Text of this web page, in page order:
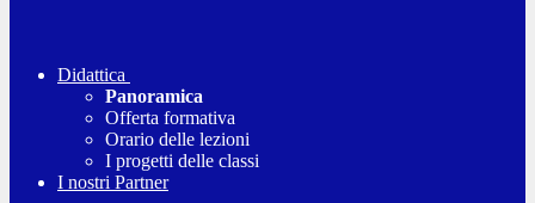
Didattica
Panoramica
Offerta formativa
Orario delle lezioni
I progetti delle classi
I nostri Partner